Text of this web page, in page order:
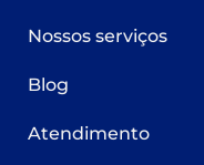
Nossos serviços
Blog
Atendimento